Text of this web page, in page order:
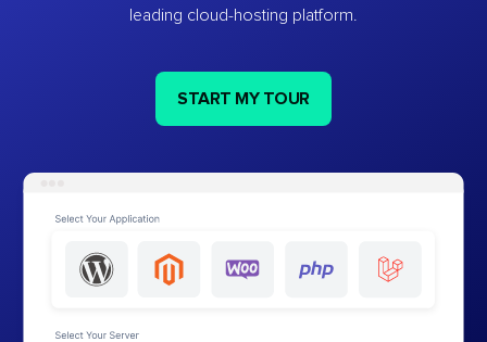
leading cloud-hosting platform.
START MY TOUR